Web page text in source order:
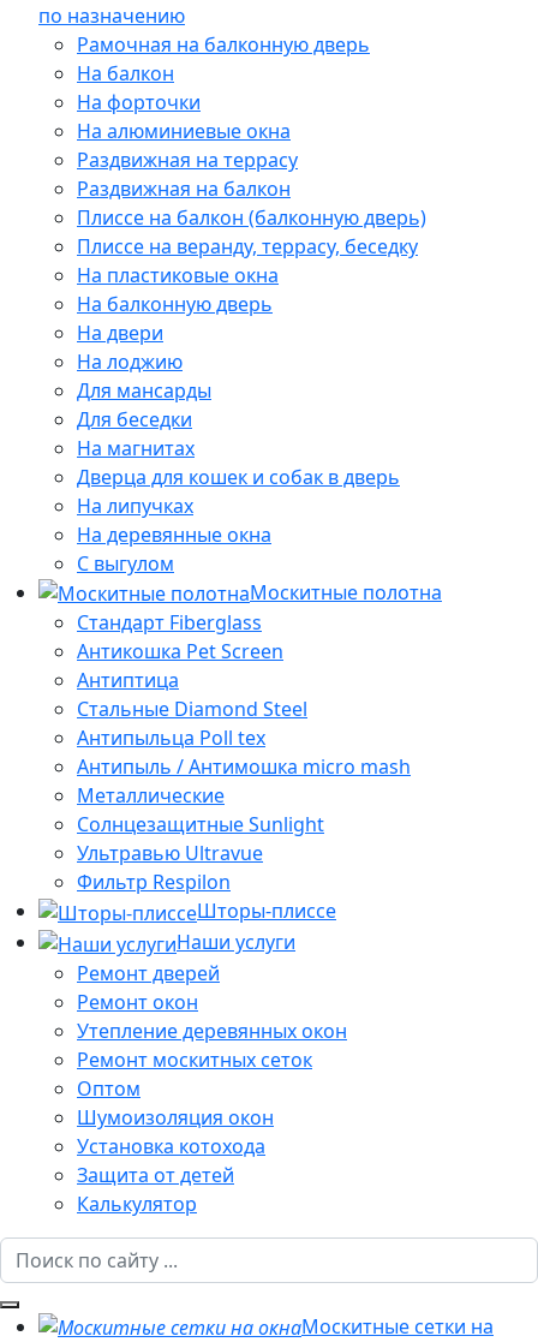
по назначению
Рамочная на балконную дверь
На балкон
На форточки
На алюминиевые окна
Раздвижная на террасу
Раздвижная на балкон
Плиссе на балкон (балконную дверь)
Плиссе на веранду, террасу, беседку
На пластиковые окна
На балконную дверь
На двери
На лоджию
Для мансарды
Для беседки
На магнитах
Дверца для кошек и собак в дверь
На липучках
На деревянные окна
С выгулом
Москитные полотна
Стандарт Fiberglass
Антикошка Pet Screen
Антиптица
Стальные Diamond Steel
Антипыльца Poll tex
Антипыль / Антимошка micro mash
Металлические
Солнцезащитные Sunlight
Ультравью Ultravue
Фильтр Respilon
Шторы-плиссе
Наши услуги
Ремонт дверей
Ремонт окон
Утепление деревянных окон
Ремонт москитных сеток
Оптом
Шумоизоляция окон
Установка котохода
Защита от детей
Калькулятор
Москитные сетки на